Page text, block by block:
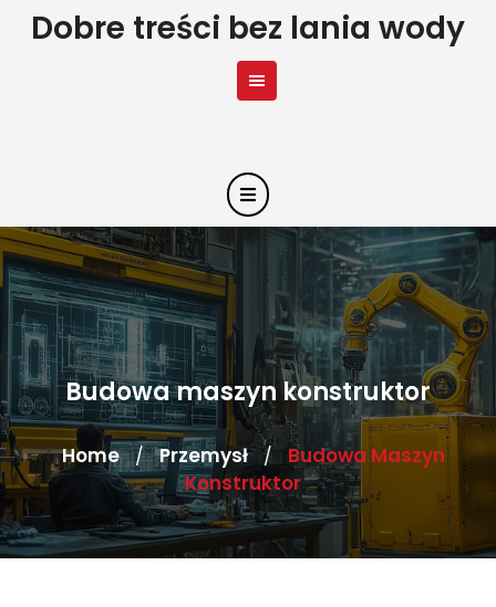
SkipDobre treści bez lania wody
Budowa maszyn konstruktor
Home / Przemysł /
Budowa Maszyn
Konstruktor